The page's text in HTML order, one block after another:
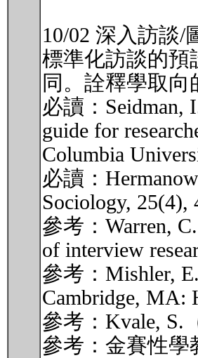
10/02 深入訪談/
標準化訪談的預
同。詮釋學取
必讀：Seidman,
guide for
Columbia
必讀：
Sociology, 25(4),
參考：Warren,
of interview
參考：Mishler,
Cambridge, MA:
參考：Kvale, S.
參考：金賽性學